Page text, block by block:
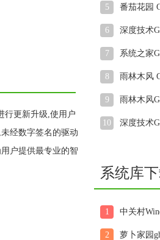
行更新升级,使用户
经数字签名的驱动
户提供最专业的智
5 番茄花园
6
7
8 雨林木风
9
10
系统库
1 中关村
2 萝卜家园